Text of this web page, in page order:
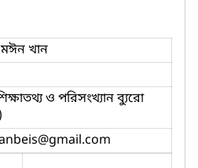
খান
ও পরিসংখ্যান ব্যুরো
@gmail.com